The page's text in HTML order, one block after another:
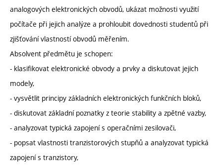
analogových elektronických obvodů, ukázat možnosti využití
počítače při jejich analýze a prohloubit dovednosti studentů při
zjišťování vlastností obvodů měřením.
Absolvent předmětu je schopen:
- klasifikovat elektronické obvody a prvky a diskutovat jejich
modely,
- vysvětlit principy základních elektronických funkčních bloků,
- diskutovat základní poznatky z teorie stability a zpětné vazby,
- analyzovat typická zapojení s operačními zesilovači,
- popsat vlastnosti tranzistorových stupňů a analyzovat typická
zapojení s tranzistory,